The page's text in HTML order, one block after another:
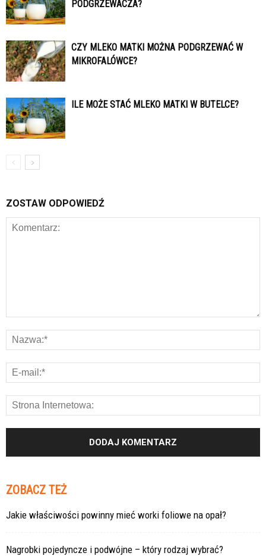
PODGRZEWACZA?
CZY MLEKO MATKI MOŻNA PODGRZEWAĆ W
MIKROFALÓWCE?
ILE MOŻE STAĆ MLEKO MATKI W BUTELCE?
ZOSTAW ODPOWIEDŹ
ZOBACZ TEŻ
Jakie właściwości powinny mieć worki foliowe na opał?
Nagrobki pojedyncze i podwójne – który rodzaj wybrać?